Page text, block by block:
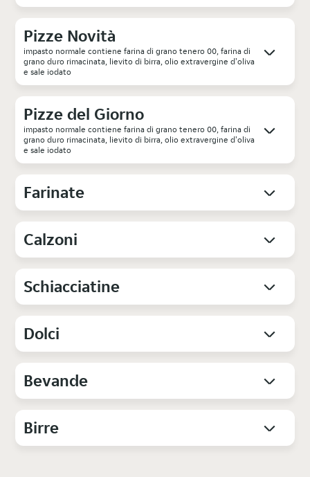
Pizze Novità
impasto normale contiene farina di grano tenero 00, farina di
grano duro rimacinata, lievito di birra, olio extravergine d'oliva
e sale iodato
Pizze del Giorno
impasto normale contiene farina di grano tenero 00, farina di
grano duro rimacinata, lievito di birra, olio extravergine d'oliva
e sale iodato
Farinate
Calzoni
Schiacciatine
Dolci
Bevande
Birre